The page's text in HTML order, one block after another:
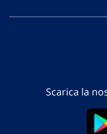
Scarica la